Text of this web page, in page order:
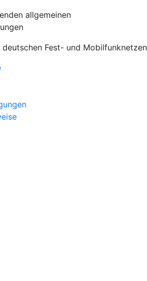
allgemeinen
deutschen Fest- und Mobilfunknetzen